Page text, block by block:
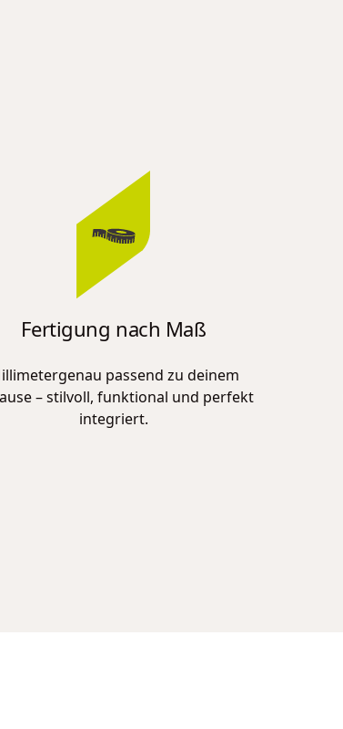
Fertigung nach Maß
passend zu deinem
– stilvoll, funktional und perfekt
integriert.